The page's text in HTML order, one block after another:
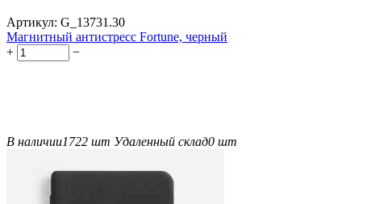
Артикул: G_13731.30
Магнитный антистресс Fortune, черный
+
−
В наличии1722 шт Удаленный склад0 шт